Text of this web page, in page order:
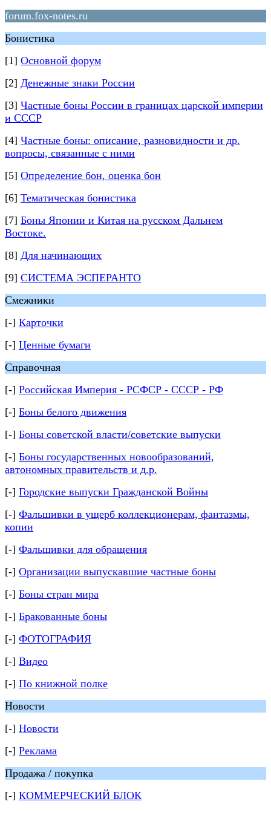
forum.fox-notes.ru
Бонистика
[1] Основной форум
[2] Денежные знаки России
[3] Частные боны России в границах царской империи
и СССР
[4] Частные боны: описание, разновидности и др.
вопросы, связанные с ними
[5] Определение бон, оценка бон
[6] Тематическая бонистика
[7] Боны Японии и Китая на русском Дальнем
Востоке.
[8] Для начинающих
[9] СИСТЕМА ЭСПЕРАНТО
Смежники
[-] Карточки
[-] Ценные бумаги
Справочная
[-] Российская Империя - РСФСР - СССР - РФ
[-] Боны белого движения
[-] Боны советской власти/советские выпуски
[-] Боны государственных новообразований,
автономных правительств и д.р.
[-] Городские выпуски Гражданской Войны
[-] Фальшивки в ущерб коллекционерам, фантазмы,
копии
[-] Фальшивки для обращения
[-] Организации выпускавшие частные боны
[-] Боны стран мира
[-] Бракованные боны
[-] ФОТОГРАФИЯ
[-] Видео
[-] По книжной полке
Новости
[-] Новости
[-] Реклама
Продажа / покупка
[-] КОММЕРЧЕСКИЙ БЛОК